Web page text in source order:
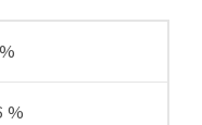
%